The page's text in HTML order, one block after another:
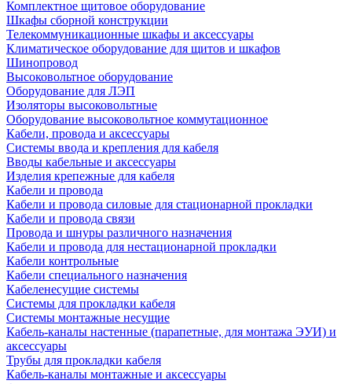
Комплектное щитовое оборудование
Шкафы сборной конструкции
Телекоммуникационные шкафы и аксессуары
Климатическое оборудование для щитов и шкафов
Шинопровод
Высоковольтное оборудование
Оборудование для ЛЭП
Изоляторы высоковольтные
Оборудование высоковольтное коммутационное
Кабели, провода и аксессуары
Системы ввода и крепления для кабеля
Вводы кабельные и аксессуары
Изделия крепежные для кабеля
Кабели и провода
Кабели и провода силовые для стационарной прокладки
Кабели и провода связи
Провода и шнуры различного назначения
Кабели и провода для нестационарной прокладки
Кабели контрольные
Кабели специального назначения
Кабеленесущие системы
Системы для прокладки кабеля
Системы монтажные несущие
Кабель-каналы настенные (парапетные, для монтажа ЭУИ) и
аксессуары
Трубы для прокладки кабеля
Кабель-каналы монтажные и аксессуары